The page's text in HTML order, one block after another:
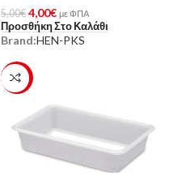
5,00€ 4,00€ με ΦΠΑ
Προσθήκη Στο Καλάθι
Brand:HEN-PKS
-23%